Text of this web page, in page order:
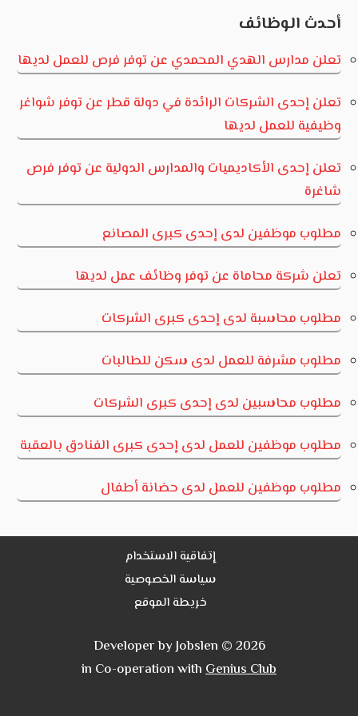
أحدث الوظائف
تعلن مدارس الهدي المحمدي عن توفر فرص للعمل لديها
تعلن إحدى الشركات الرائدة في دولة قطر عن توفر شواغر
وظيفية للعمل لديها
تعلن إحدى الأكاديميات والمدارس الدولية عن توفر فرص
شاغرة
مطلوب موظفين لدى إحدى كبرى المصانع
تعلن شركة محاماة عن توفر وظائف عمل لديها
مطلوب محاسبة لدى إحدى كبرى الشركات
مطلوب مشرفة للعمل لدى سكن للطالبات
مطلوب محاسبين لدى إحدى كبرى الشركات
مطلوب موظفين للعمل لدى إحدى كبرى الفنادق بالعقبة
مطلوب موظفين للعمل لدى حضانة أطفال
إتفاقية الاستخدام
سياسة الخصوصية
خريطة الموقع
Developer by Jobslen © 2026
in Co-operation withGenius Club